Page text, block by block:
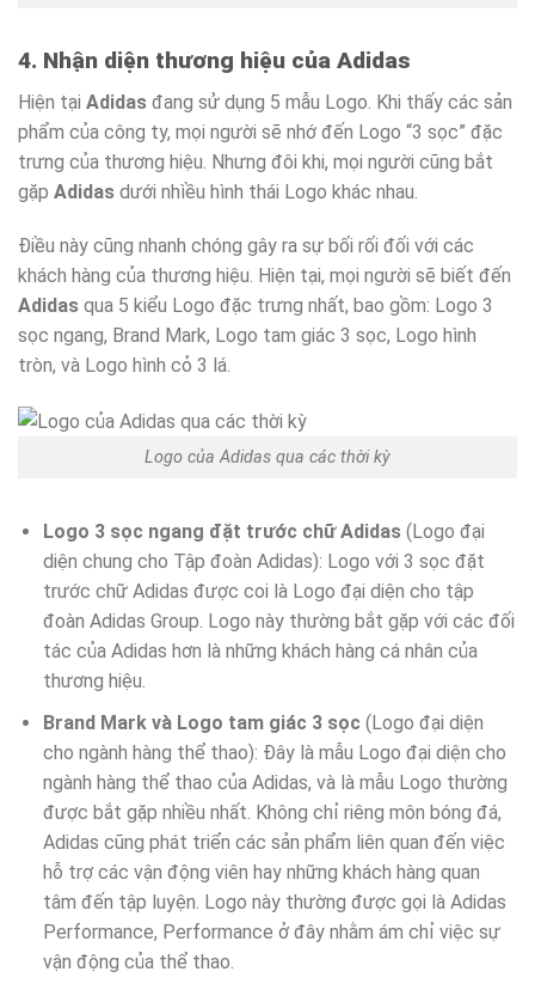
4. Nhận diện thương hiệu của Adidas
Hiện tại Adidas đang sử dụng 5 mẫu Logo. Khi thấy các sản
phẩm của công ty, mọi người sẽ nhớ đến Logo “3 sọc” đặc
trưng của thương hiệu. Nhưng đôi khi, mọi người cũng bắt
gặp Adidas dưới nhìều hình thái Logo khác nhau.
Điều này cũng nhanh chóng gây ra sự bối rối đối với các
khách hàng của thương hiệu. Hiện tại, mọi người sẽ biết đến
Adidas qua 5 kiểu Logo đặc trưng nhất, bao gồm: Logo 3
sọc ngang, Brand Mark, Logo tam giác 3 sọc, Logo hình
tròn, và Logo hình cỏ 3 lá.
Logo của Adidas qua các thời kỳ
Logo 3 sọc ngang đặt trước chữ Adidas(Logo đại
diện chung cho Tập đoàn Adidas): Logo với 3 sọc đặt
trước chữ Adidas được coi là Logo đại diện cho tập
đoàn Adidas Group. Logo này thường bắt gặp với các đối
tác của Adidas hơn là những khách hàng cá nhân của
thương hiệu.
Brand Mark và Logo tam giác 3 sọc (Logo đại diện
cho ngành hàng thể thao): Đây là mẫu Logo đại diện cho
ngành hàng thể thao của Adidas, và là mẫu Logo thường
được bắt gặp nhiều nhất. Không chỉ riêng môn bóng đá,
Adidas cũng phát triển các sản phẩm liên quan đến việc
hỗ trợ các vận động viên hay những khách hàng quan
tâm đến tập luyện. Logo này thường được gọi là Adidas
Performance, Performance ở đây nhằm ám chỉ việc sự
vận động của thể thao.